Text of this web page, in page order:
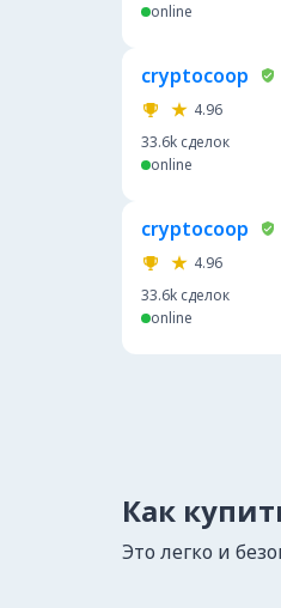
online
cryptocoop
4.96
33.6k сделок
online
cryptocoop
4.96
33.6k сделок
online
Как
Это легко и